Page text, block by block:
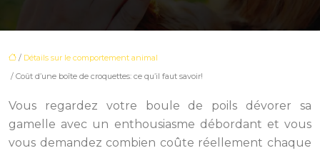
/ Détails sur le comportement animal
/ Coût d’une boîte de croquettes: ce qu’il faut savoir!
Vous regardez votre boule de poils dévorer sa
gamelle avec un enthousiasme débordant et vous
vous demandez combien coûte réellement chaque